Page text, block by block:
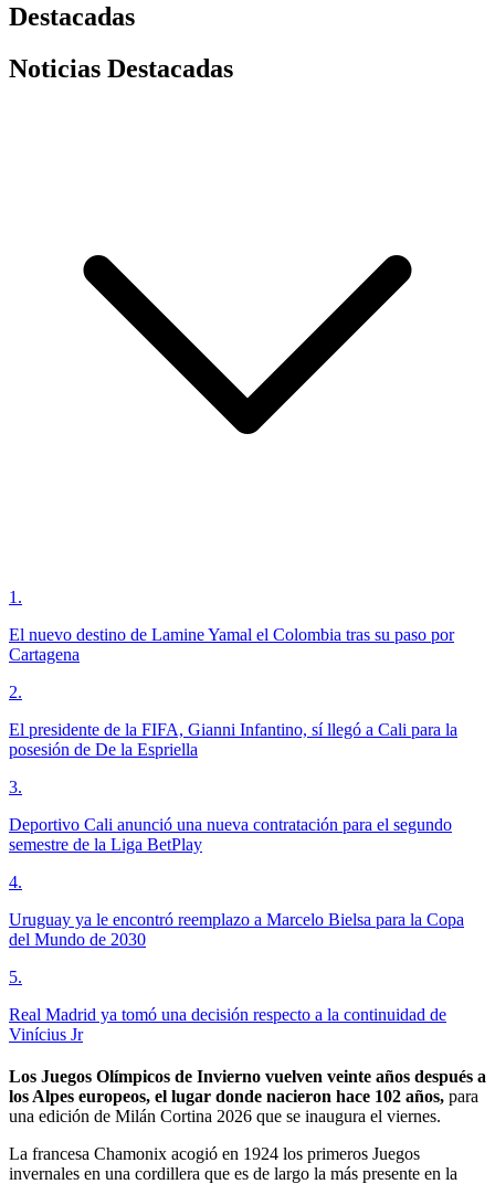
Destacadas
Noticias Destacadas
1 .
El nuevo destino de Lamine Yamal el Colombia tras su paso por
Cartagena
2.
El presidente de la FIFA, Gianni Infantino, sí llegó a Cali para la
posesión de De la Espriella
3.
Deportivo Cali anunció una nueva contratación para el segundo
semestre de la Liga BetPlay
4.
Uruguay ya le encontró reemplazo a Marcelo Bielsa para la Copa
del Mundo de 2030
5.
Real Madrid ya tomó una decisión respecto a la continuidad de
Vinícius Jr
Los Juegos Olímpicos de Invierno vuelven veinte años después a
los Alpes europeos, el lugar donde nacieron hace 102 años, para
una edición de Milán Cortina 2026 que se inaugura el viernes.
La francesa Chamonix acogió en 1924 los primeros Juegos
invernales en una cordillera que es de largo la más presente en la